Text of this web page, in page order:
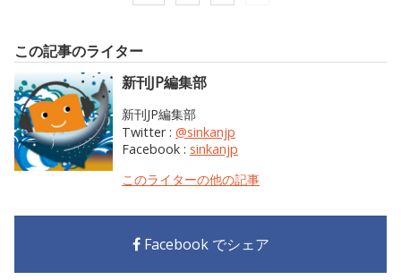
この記事のライター
新刊JP編集部
新刊JP編集部
Twitter : @sinkanjp
Facebook : sinkanjp
このライターの他の記事
Facebook でシェア